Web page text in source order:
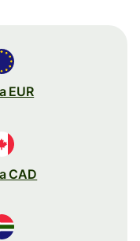
EUR
CAD